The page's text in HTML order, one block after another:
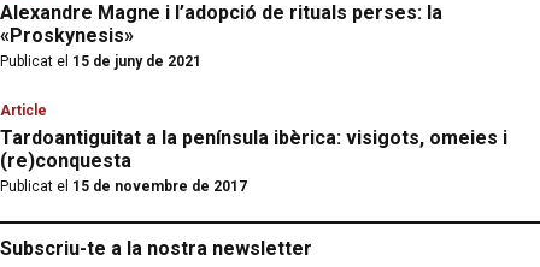
Alexandre Magne i l’adopció de rituals perses: la
«Proskynesis»
Publicat el 15 de juny de 2021
Article
Tardoantiguitat a la península ibèrica: visigots, omeies i
(re)conquesta
Publicat el 15 de novembre de 2017
Subscriu-te a la nostra newsletter